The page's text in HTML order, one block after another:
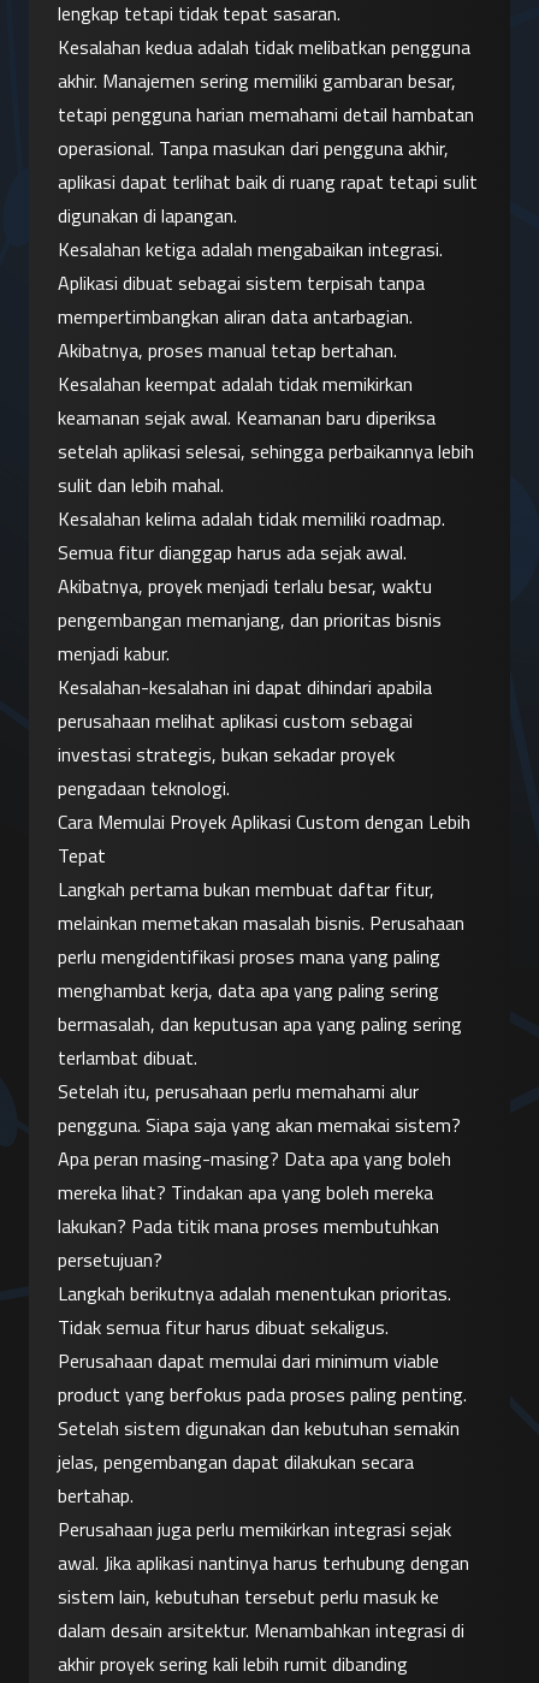
lengkap tetapi tidak tepat sasaran.
Kesalahan kedua adalah tidak melibatkan pengguna
akhir. Manajemen sering memiliki gambaran besar,
tetapi pengguna harian memahami detail hambatan
operasional. Tanpa masukan dari pengguna akhir,
aplikasi dapat terlihat baik di ruang rapat tetapi sulit
digunakan di lapangan.
Kesalahan ketiga adalah mengabaikan integrasi.
Aplikasi dibuat sebagai sistem terpisah tanpa
mempertimbangkan aliran data antarbagian.
Akibatnya, proses manual tetap bertahan.
Kesalahan keempat adalah tidak memikirkan
keamanan sejak awal. Keamanan baru diperiksa
setelah aplikasi selesai, sehingga perbaikannya lebih
sulit dan lebih mahal.
Kesalahan kelima adalah tidak memiliki roadmap.
Semua fitur dianggap harus ada sejak awal.
Akibatnya, proyek menjadi terlalu besar, waktu
pengembangan memanjang, dan prioritas bisnis
menjadi kabur.
Kesalahan-kesalahan ini dapat dihindari apabila
perusahaan melihat aplikasi custom sebagai
investasi strategis, bukan sekadar proyek
pengadaan teknologi.
Cara Memulai Proyek Aplikasi Custom dengan Lebih
Tepat
Langkah pertama bukan membuat daftar fitur,
melainkan memetakan masalah bisnis. Perusahaan
perlu mengidentifikasi proses mana yang paling
menghambat kerja, data apa yang paling sering
bermasalah, dan keputusan apa yang paling sering
terlambat dibuat.
Setelah itu, perusahaan perlu memahami alur
pengguna. Siapa saja yang akan memakai sistem?
Apa peran masing-masing? Data apa yang boleh
mereka lihat? Tindakan apa yang boleh mereka
lakukan? Pada titik mana proses membutuhkan
persetujuan?
Langkah berikutnya adalah menentukan prioritas.
Tidak semua fitur harus dibuat sekaligus.
Perusahaan dapat memulai dari minimum viable
product yang berfokus pada proses paling penting.
Setelah sistem digunakan dan kebutuhan semakin
jelas, pengembangan dapat dilakukan secara
bertahap.
Perusahaan juga perlu memikirkan integrasi sejak
awal. Jika aplikasi nantinya harus terhubung dengan
sistem lain, kebutuhan tersebut perlu masuk ke
dalam desain arsitektur. Menambahkan integrasi di
akhir proyek sering kali lebih rumit dibanding